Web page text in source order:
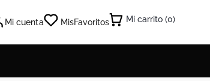
Mi cuenta MisFavoritos 0